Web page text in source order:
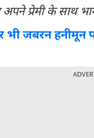
प्रेमी के साथ
भी जबरन